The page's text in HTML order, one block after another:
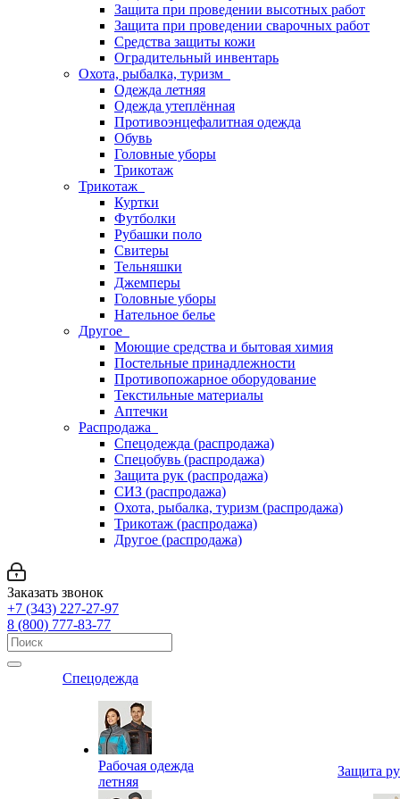
Защита при проведении высотных работ
Защита при проведении сварочных работ
Средства защиты кожи
Оградительный инвентарь
Охота, рыбалка, туризм
Одежда летняя
Одежда утеплённая
Противоэнцефалитная одежда
Обувь
Головные уборы
Трикотаж
Трикотаж
Куртки
Футболки
Рубашки поло
Свитеры
Тельняшки
Джемперы
Головные уборы
Нательное белье
Другое
Моющие средства и бытовая химия
Постельные принадлежности
Противопожарное оборудование
Текстильные материалы
Аптечки
Распродажа
Спецодежда (распродажа)
Спецобувь (распродажа)
Защита рук (распродажа)
СИЗ (распродажа)
Охота, рыбалка, туризм (распродажа)
Трикотаж (распродажа)
Другое (распродажа)
Заказать звонок
+7 (343) 227-27-97
8 (800) 777-83-77
Спецодежда
Рабочая одежда
летняя
Защита